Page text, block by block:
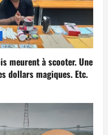
meurent à scooter. Une
dollars magiques. Etc.